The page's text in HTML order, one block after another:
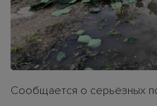
Сообщается о серьёзных